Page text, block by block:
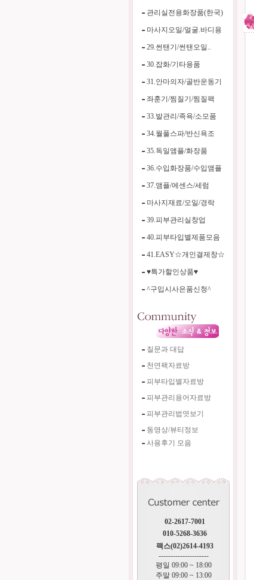
관리실전용화장품(한국)
마사지오일/얼굴.바디용
29.썬탠기/썬탠오일..
30.잡화/기타용품
31.안마의자/골반운동기
좌훈기/찜질기/찜질팩
33.발관리/족욕/소모품
34.월풀스파/반신욕조
35.독일앰플/화장품
36.수입화장품/수입앰플
37.앰플/에센스/세럼
마사지재료/오일/경락
39.피부관리실창업
40.피부타입별제품모음
41.EASY☆개인결제창☆
♥특가할인상품♥
^구입시사은품신청^
질문과 대답
천연팩자료방
피부타입별자료방
피부관리용어자료방
피부관리법엿보기
동영상/뷰티정보
사용후기 모음
02-2617-7001
010-5268-3636
팩스(02)2614-4193
---------------------
평일 09:00 ~ 18:00
주말 09:00 ~ 13:00